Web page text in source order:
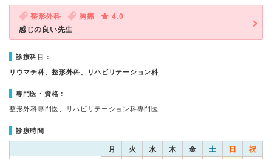
整形外科 胸痛
4.0
感じの良い先生
診療科目：
リウマチ科、整形外科、リハビリテーション科
専門医・資格：
整形外科専門医、リハビリテーション科専門医
診療時間
月 火 水 木 金 土 日 祝